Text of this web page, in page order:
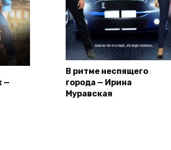
—
В ритме неспящего
города — Ирина
Муравская